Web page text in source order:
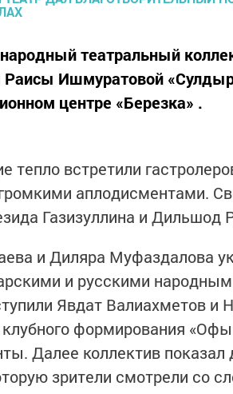
театральный
Раисы Ишмуратовой
центре «Березка» .
тепло встретили
аплодисментами.
Газизуллина и Дильшод
и Диляра Муфаздалова
и русскими
Явдат Валиахметов и
клубного формирования
Далее коллектив
зрители смотрели со